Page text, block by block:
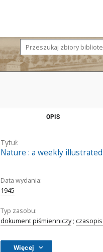
OPIS
Tytuł:
Nature : a weekly
Data wydania:
1945
Typ zasobu:
dokument piśmienniczy;
Więcej